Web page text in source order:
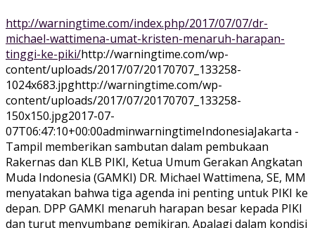
http://warningtime.com/index.php/2017/07/07/dr-
michael-wattimena-umat-kristen-menaruh-harapan-
tinggi-ke-piki/http://warningtime.com/wp-
content/uploads/2017/07/20170707_133258-
1024x683.jpghttp://warningtime.com/wp-
content/uploads/2017/07/20170707_133258-
150x150.jpg2017-07-
07T06:47:10+00:00adminwarningtimeIndonesia­Jakarta -
Tampil memberikan sambutan dalam pembukaan
Rakernas dan KLB PIKI, Ketua Umum Gerakan Angkatan
Muda Indonesia (GAMKI) DR. Michael Wattimena, SE, MM
menyatakan bahwa tiga agenda ini penting untuk PIKI ke
depan. DPP GAMKI menaruh harapan besar kepada PIKI
dan turut menyumbang pemikiran. Apalagi dalam kondisi